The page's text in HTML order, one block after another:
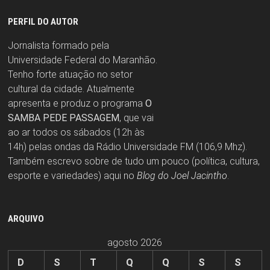
PERFIL DO AUTOR
Jornalista formado pela
Universidade Federal do Maranhão.
Tenho forte atuação no setor
cultural da cidade. Atualmente
apresenta e produz o programa O
SAMBA PEDE PASSAGEM, que vai
ao ar todos os sábados (12h às
14h) pelas ondas da Rádio Universidade FM (106,9 Mhz).
Também escrevo sobre de tudo um pouco (política, cultura,
esporte e variedades) aqui no Blog do Joel Jacintho.
ARQUIVO
agosto 2026
D
S T Q Q S S